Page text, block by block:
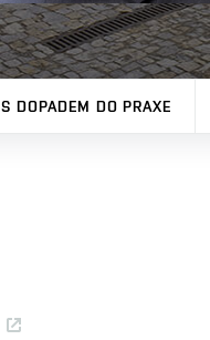
DOPADEM DO PRAXE